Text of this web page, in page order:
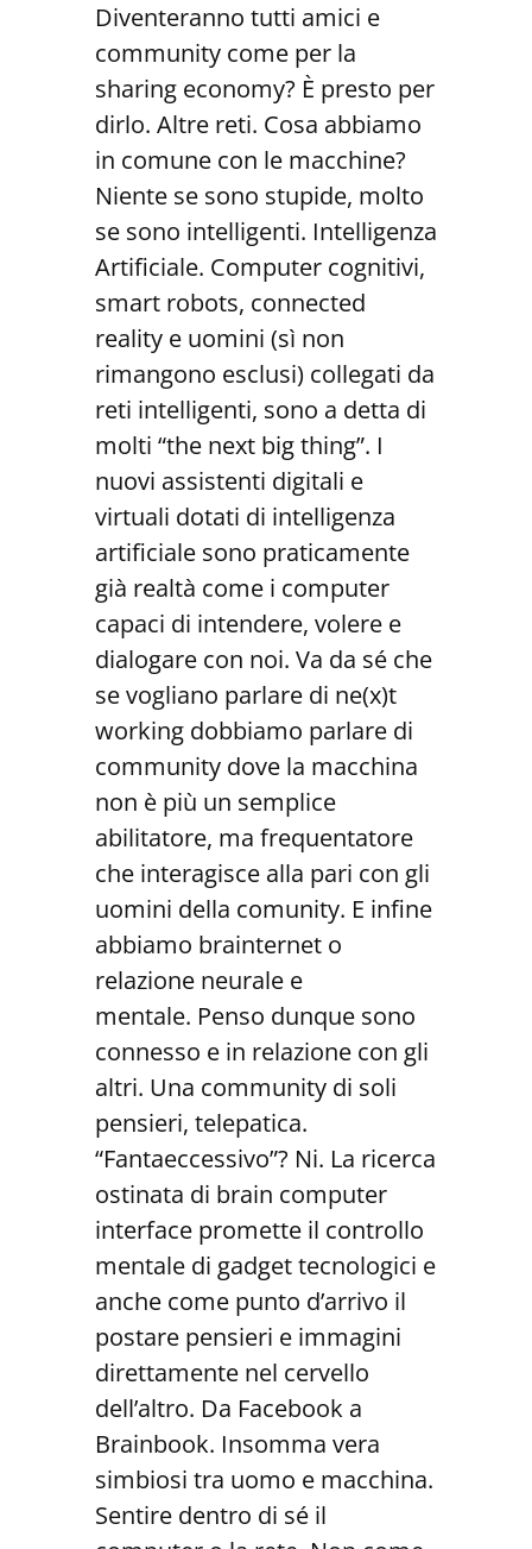
Diventeranno tutti amici e
community come per la
sharing economy? È presto per
dirlo. Altre reti. Cosa abbiamo
in comune con le macchine?
Niente se sono stupide, molto
se sono intelligenti. Intelligenza
Artificiale. Computer cognitivi,
smart robots, connected
reality e uomini (sì non
rimangono esclusi) collegati da
reti intelligenti, sono a detta di
molti “the next big thing”. I
nuovi assistenti digitali e
virtuali dotati di intelligenza
artificiale sono praticamente
già realtà come i computer
capaci di intendere, volere e
dialogare con noi. Va da sé che
se vogliano parlare di ne(x)t
working dobbiamo parlare di
community dove la macchina
non è più un semplice
abilitatore, ma frequentatore
che interagisce alla pari con gli
uomini della comunity. E infine
abbiamo brainternet o
relazione neurale e
mentale. Penso dunque sono
connesso e in relazione con gli
altri. Una community di soli
pensieri, telepatica.
“Fantaeccessivo”? Ni. La ricerca
ostinata di brain computer
interface promette il controllo
mentale di gadget tecnologici e
anche come punto d’arrivo il
postare pensieri e immagini
direttamente nel cervello
dell’altro. Da Facebook a
Brainbook. Insomma vera
simbiosi tra uomo e macchina.
Sentire dentro di sé il